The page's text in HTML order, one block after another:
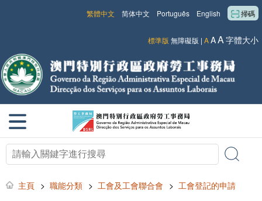
掃碼
English
Português
简体中文
繁體中文
標準版 無障礙版 | AAA字體大小
主頁 > 職能分類 > 工會及工會聯合會 > 工會登記的申請